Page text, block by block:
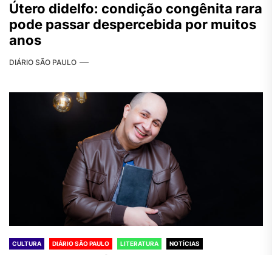
Útero didelfo: condição congênita rara
pode passar despercebida por muitos
anos
DIÁRIO SÃO PAULO
CULTURA DIÁRIO SÃO PAULO LITERATURA NOTÍCIAS